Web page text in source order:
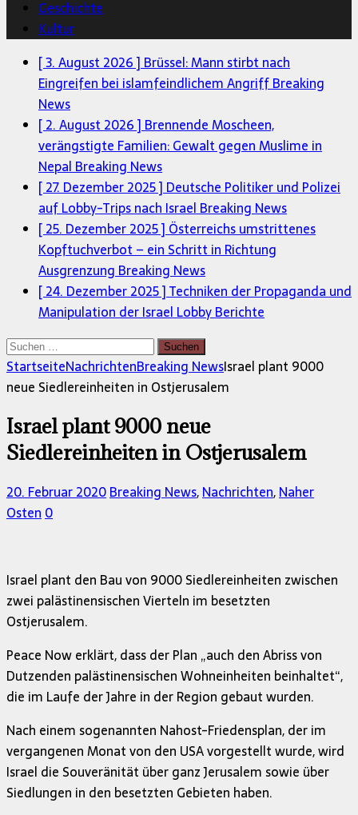
Geschichte
Kultur
[ 3. August 2026 ] Brüssel: Mann stirbt nach
Eingreifen bei islamfeindlichem AngriffBreaking
News
[ 2. August 2026 ] Brennende Moscheen,
verängstigte Familien: Gewalt gegen Muslime in
Nepal Breaking News
[ 27. Dezember 2025 ] Deutsche Politiker und Polizei
auf Lobby-Trips nach Israel Breaking News
[ 25. Dezember 2025 ] Österreichs umstrittenes
Kopftuchverbot – ein Schritt in Richtung
Ausgrenzung Breaking News
[ 24. Dezember 2025 ]Techniken der Propaganda und
Manipulation der Israel LobbyBerichte
Suchen
nach:
StartseiteNachrichtenBreaking NewsIsrael plant 9000
neue Siedlereinheiten in Ostjerusalem
Israel plant 9000 neue
Siedlereinheiten in Ostjerusalem
20. Februar 2020Breaking News,Nachrichten,Naher
Osten0
Israel plant den Bau von 9000 Siedlereinheiten zwischen
zwei palästinensischen Vierteln im besetzten
Ostjerusalem.
Peace Now erklärt, dass der Plan „auch den Abriss von
Dutzenden palästinensischen Wohneinheiten beinhaltet“,
die im Laufe der Jahre in der Region gebaut wurden.
Nach einem sogenannten Nahost-Friedensplan, der im
vergangenen Monat von den USA vorgestellt wurde, wird
Israel die Souveränität über ganz Jerusalem sowie über
Siedlungen in den besetzten Gebieten haben.